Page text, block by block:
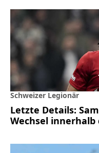
Schweizer Legionär
Letzte Details:
Wechsel innerhalb